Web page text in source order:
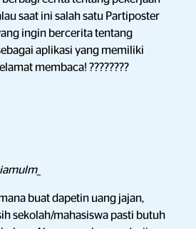
saat ini salah satu Partiposter
ingin bercerita tentang
aplikasi yang memiliki
membaca! ????????
buat dapetin uang jajan,
sekolah/mahasiswa pasti butuh